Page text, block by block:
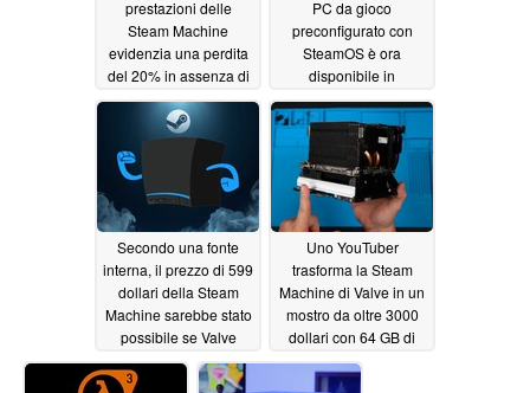
prestazioni delle
Steam Machine
evidenzia una perdita
del 20% in assenza di
memoria a doppio
canale07/01/2026
PC da gioco
preconfigurato con
SteamOS è ora
disponibile in
preordine06/29/2026
Secondo una fonte
interna, il prezzo di 599
dollari della Steam
Machine sarebbe stato
possibile se Valve
fosse riuscita a gestire
la carenza di memoria
Uno YouTuber
trasforma la Steam
Machine di Valve in un
mostro da oltre 3000
dollari con 64 GB di
RAM e un SSD da 4 TB
06/27/2026